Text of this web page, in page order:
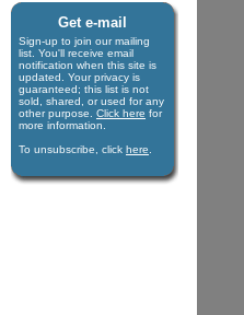
Get e-mail
Sign-up to join our mail­ing
list. You'll receive e­mail
notification when this site is
updated. Your privacy is
guaran­teed; this list is not
sold, shared, or used for any
other purpose. Click here for
more infor­mation.
To unsubscribe, click here